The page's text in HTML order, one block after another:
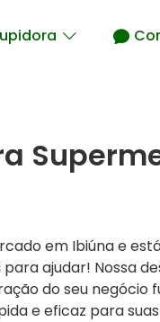
em Ibiúna e
ajudar! Nossa
do seu negócio
e eficaz para